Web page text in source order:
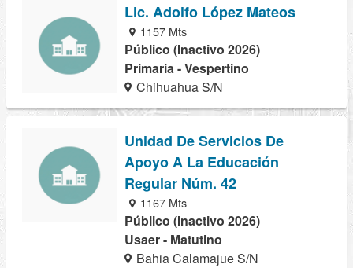
Lic. Adolfo López Mateos
1157 Mts
Público (Inactivo 2026)
Primaria - Vespertino
Chihuahua S/N
Unidad De Servicios De
Apoyo A La Educación
Regular Núm. 42
1167 Mts
Público (Inactivo 2026)
Usaer - Matutino
Bahia Calamajue S/N